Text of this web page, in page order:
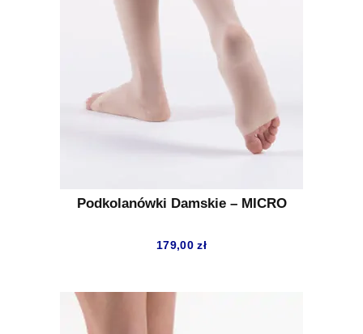
Podkolanówki Damskie – MICRO
179,00zł